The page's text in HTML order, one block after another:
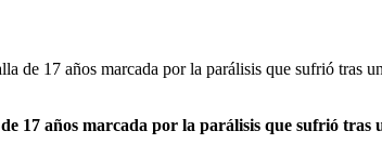
17 años marcada por la parálisis que sufrió tras
17 años marcada por la parálisis que sufrió tras